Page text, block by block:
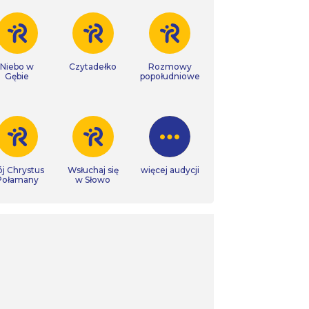
Niebo w
Gębie
Czytadełko
Rozmowy
popołudniowe
Chrystus
Wsłuchaj się
w Słowo
więcej audycji